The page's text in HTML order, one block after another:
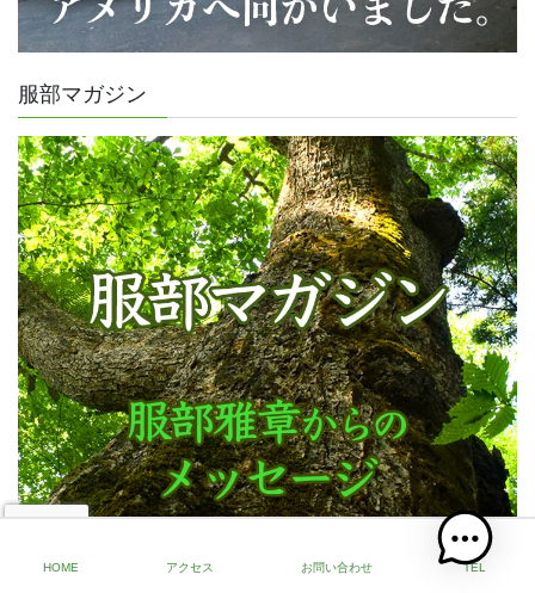
服部マガジン
HOME アクセス お問い合わせ TEL